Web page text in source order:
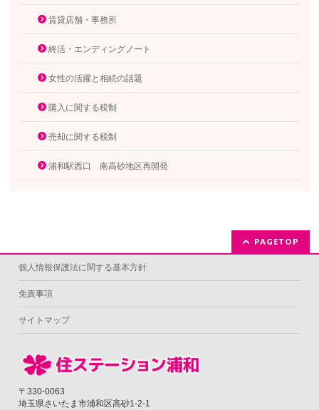
賃貸店舗・事務所
終活・エンディングノート
女性の活躍と相続の話題
購入に関する税制
売却に関する税制
浦和駅西口 南高砂地区再開発
PAGETOP
個人情報保護法に関する基本方針
免責事項
サイトマップ
〒330-0063
埼玉県さいたま市浦和区高砂1-2-1